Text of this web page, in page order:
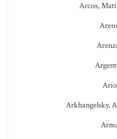
Arcos,
Arkhangelsky,